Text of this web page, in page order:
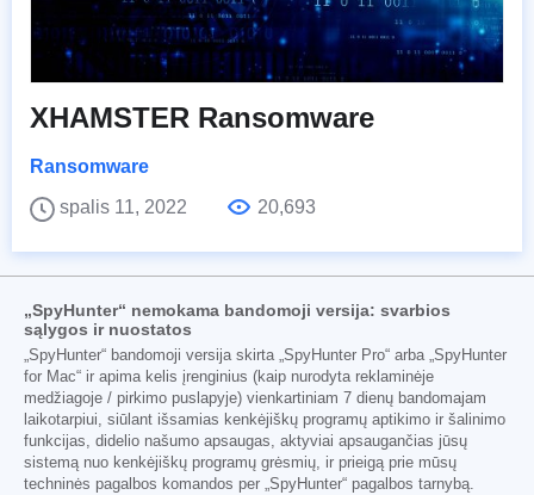
XHAMSTER Ransomware
Ransomware
spalis 11, 2022
20,693
„SpyHunter“ nemokama bandomoji versija: svarbios
sąlygos ir nuostatos
„SpyHunter“ bandomoji versija skirta „SpyHunter Pro“ arba „SpyHunter
for Mac“ ir apima kelis įrenginius (kaip nurodyta reklaminėje
medžiagoje / pirkimo puslapyje) vienkartiniam 7 dienų bandomajam
laikotarpiui, siūlant išsamias kenkėjiškų programų aptikimo ir šalinimo
funkcijas, didelio našumo apsaugas, aktyviai apsaugančias jūsų
sistemą nuo kenkėjiškų programų grėsmių, ir prieigą prie mūsų
techninės pagalbos komandos per „SpyHunter“ pagalbos tarnybą.